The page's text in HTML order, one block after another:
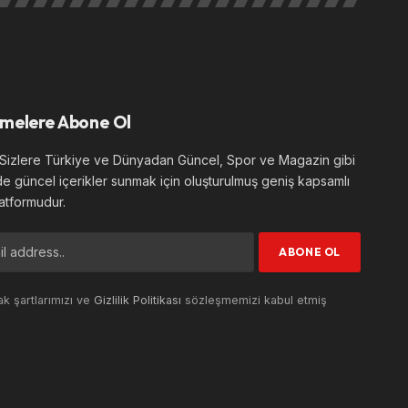
Abone Ol
Türkiye ve Dünyadan Güncel, Spor ve Magazin gibi
güncel içerikler sunmak için oluşturulmuş geniş kapsamlı
şartlarımızı ve Gizlilik Politikası sözleşmemizi kabul etmiş